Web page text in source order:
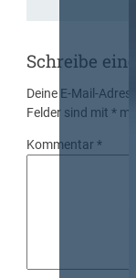
Schreibe
Deine E-Mail-
Felder sind mit*
Kommentar*